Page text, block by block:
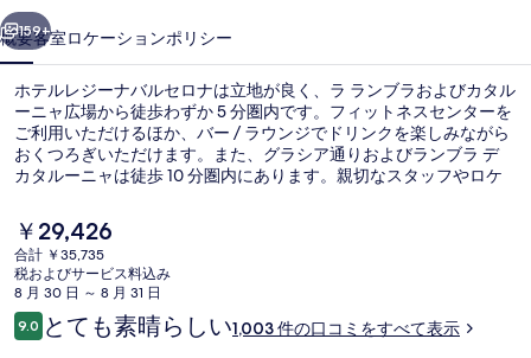
バ
ル
セ
ロ
ナ
の
写
真
ギ
次へ
159+
概要客室ロケーションポリシー
ホテルレジーナバルセロナは立地が良く、ラ ランブラおよびカタル
ーニャ広場から徒歩わずか 5 分圏内です。フィットネスセンターを
ご利用いただけるほか、バー / ラウンジでドリンクを楽しみながら
おくつろぎいただけます。また、グラシア通りおよびランブラ デ
カタルーニャは徒歩 10 分圏内にあります。親切なスタッフやロケ
いてすぐ公共交通機関を利用できます。プラサ カタルーニャ駅まで
は 2 分、地下鉄 ウニベルシタト駅までは 2 分です。
現
在
の
料
金
は
￥29,426
合計 ￥35,735
税およびサービス料込み
8 月 30 日 ～ 8 月 31 日
口
コ
9.010段階中9.0
とても素晴らしい1,003 件の口コミをすべて表示